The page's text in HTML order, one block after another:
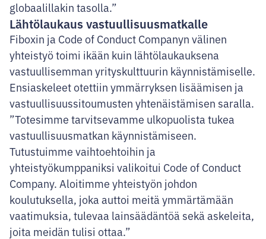
globaalillakin tasolla.”
Lähtölaukaus vastuullisuusmatkalle
Fiboxin ja Code of Conduct Companyn välinen
yhteistyö toimi ikään kuin lähtölaukauksena
vastuullisemman yrityskulttuurin käynnistämiselle.
Ensiaskeleet otettiin ymmärryksen lisäämisen ja
vastuullisuussitoumusten yhtenäistämisen saralla.
”Totesimme tarvitsevamme ulkopuolista tukea
vastuullisuusmatkan käynnistämiseen.
Tutustuimme vaihtoehtoihin ja
yhteistyökumppaniksi valikoitui Code of Conduct
Company. Aloitimme yhteistyön johdon
koulutuksella, joka auttoi meitä ymmärtämään
vaatimuksia, tulevaa lainsäädäntöä sekä askeleita,
joita meidän tulisi ottaa.”